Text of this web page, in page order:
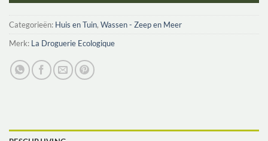
Categorieën: Huis en Tuin, Wassen - Zeep en Meer
Merk: La Droguerie Ecologique